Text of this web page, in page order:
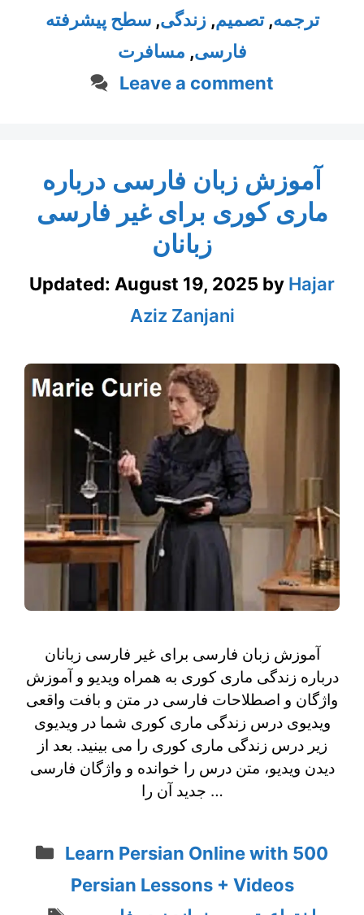
ترجمه,تصمیم,زندگی,سطح پیشرفته
فارسی, مسافرت
Leave a comment
آموزش زبان فارسی درباره
ماری کوری برای غیر فارسی
زبانان
Updated: August 19, 2025 by Hajar
Aziz Zanjani
آموزش زبان فارسی برای غیر فارسی زبانان
درباره زندگی ماری کوری به همراه ویدیو و آموزش
واژگان و اصطلاحات فارسی در متن و بافت واقعی
ویدیوی درس زندگی ماری کوری شما در ویدیوی
زیر درس زندگی ماری کوری را می بینید. بعد از
دیدن ویدیو، متن درس را خوانده و واژگان فارسی
جدید آن را …
Categories
Learn Persian Online with 500
Persian Lessons + Videos